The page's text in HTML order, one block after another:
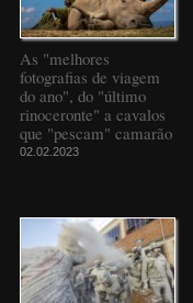
As "melhores
fotografias de viagem
do ano", do "último
rinoceronte" a cavalos
que "pescam" camarão
02.02.2023